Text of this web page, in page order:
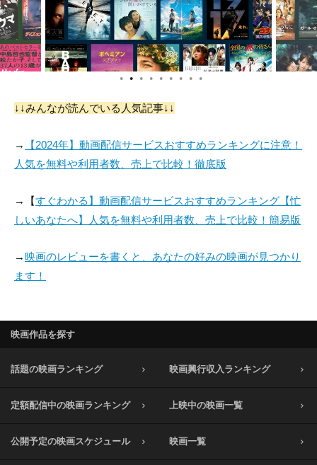
● ● ● ● ● ● ● ● ●
↓↓みんなが読んでいる人気記事↓↓
→
【2024年】動画配信サービスおすすめランキングに注意！
人気を無料や利用者数、売上で比較！徹底版
→【すぐわかる】動画配信サービスおすすめランキング【忙
しいあなたへ】人気を無料や利用者数、売上で比較！簡易版
→映画のレビューを書くと、あなたの好みの映画が見つかり
ます！
映画作品を探す
話題の映画ランキング 映画興行収入ランキング
定額配信中の映画ランキング 上映中の映画一覧
公開予定の映画スケジュール 映画一覧